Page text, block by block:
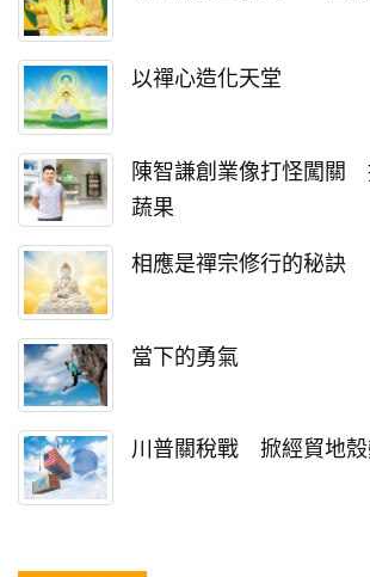
以禪心造化天堂
陳智謙創業像打怪闖關
蔬果
相應是禪宗修行的秘訣
當下的勇氣
川普關稅戰 掀經貿地殼